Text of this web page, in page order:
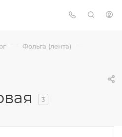
— Фольга (лента) —
3